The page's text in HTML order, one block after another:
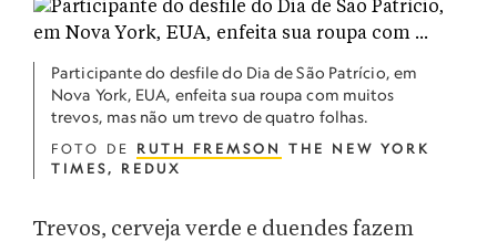
Participante do desfile do Dia de São Patrício, em
Nova York, EUA, enfeita sua roupa com muitos
trevos, mas não um trevo de quatro folhas.
FOTO DE RUTH FREMSON
THE NEW YORK
TIMES, REDUX
Trevos, cerveja verde e duendes fazem